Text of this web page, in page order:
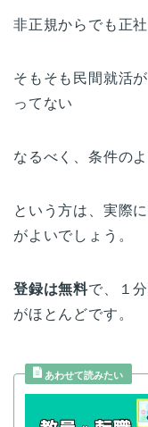
非正規からでも正
そもそも民間就活
ってない
なるべく、条件の
という方は、実際
がよいでしょう。
登録は無料で、１
がほとんどです。